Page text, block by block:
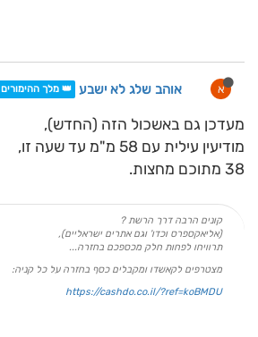
א אוהב שלג לא ישבע 👑 מלך ההימורים
מעדכן גם באשכול הזה (החדש),
מודיעין עילית עם 58 מ"מ עד שעה זו,
38 מתוכם מחצות.
קונים הרבה דרך הרשת ?
(אליאקספרס וכדו' וגם אתרים ישראליים),
תרוויחו לפחות חלק מכספכם בחזרה...
מצטרפים לקאשדו ומקבלים כסף בחזרה על כל קניה:
https://cashdo.co.il/?ref=koBMDU